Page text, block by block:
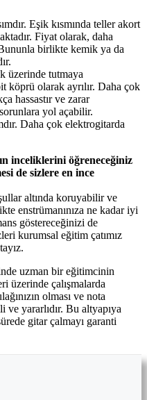
Eşik kısmında teller akort
Fiyat olarak, daha
birlikte kemik ya da
üzerinde tutmaya
köprü olarak ayrılır. Daha çok
hassastır ve zarar
yol açabilir.
Daha çok elektrogitarda
inceliklerini öğreneceğiniz
de sizlere en ince
altında koruyabilir ve
enstrümanınıza ne kadar iyi
göstereceğinizi de
kurumsal eğitim çatımız
uzman bir eğitimcinin
üzerinde çalışmalarda
olması ve nota
ve yararlıdır. Bu altyapıya
gitar çalmayı garanti